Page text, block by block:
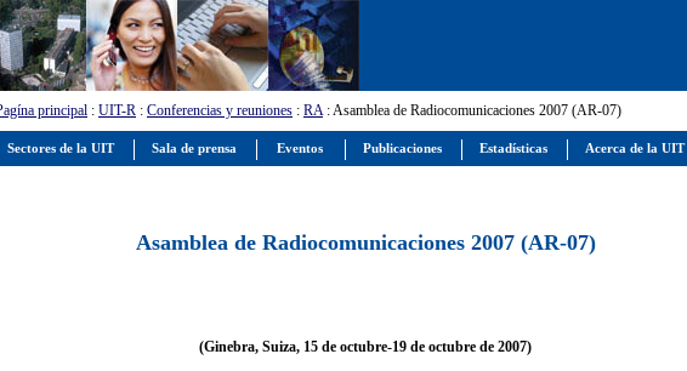
principal : UIT-R : Conferencias y reuniones : RA: Asamblea de Radiocomunicaciones 2007 (AR-07)
Asamblea de Radiocomunicaciones 2007 (AR-07)
(Ginebra, Suiza, 15 de octubre-19 de octubre de 2007)
Sectores de la UIT Sala de prensa Eventos Publicaciones Estadísticas Acerca de la UIT